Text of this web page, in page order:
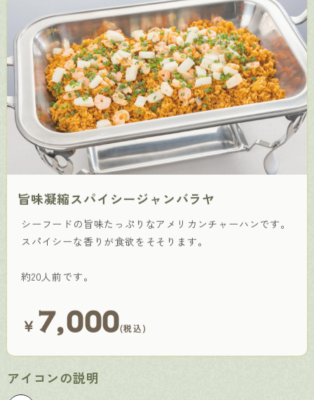
旨味凝縮スパイシージャンバラヤ
シーフードの旨味たっぷりなアメリカンチャーハンです。
スパイシーな香りが食欲をそそります。
約20人前です。
￥ 7,000(税込)
アイコンの説明